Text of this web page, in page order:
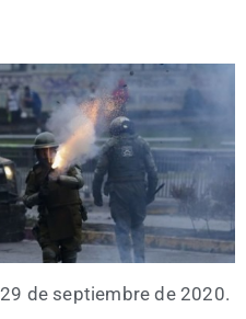
de sep­tiem­bre de 2020.